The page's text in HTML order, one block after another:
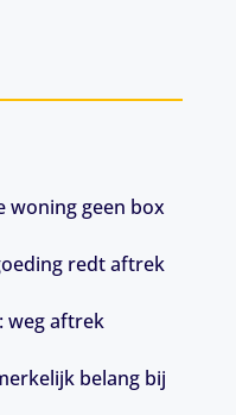
woning geen box
redt aftrek
weg aftrek
belang bij